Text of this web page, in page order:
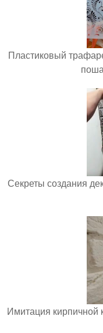
Пластиковый
Секреты создания
Имитация кирпичной